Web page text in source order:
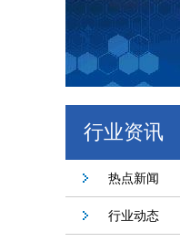
行业资讯
热点新闻
行业动态